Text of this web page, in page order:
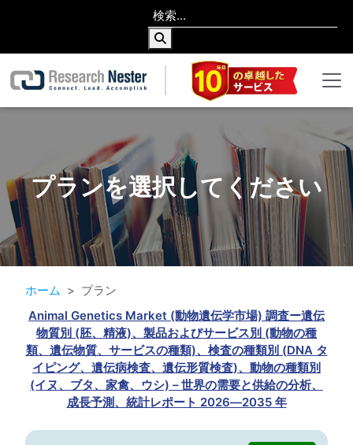
プランを選択してください
ホーム
プラン
Animal Genetics Market (動物遺伝学市場) 調査ー遺伝
物質別 (胚、精液)、製品およびサービス別 (動物の種
類、遺伝物質、サービスの種類)、検査の種類別 (DNA タ
イピング、遺伝病検査、遺伝形質検査)、動物の種類別
(イヌ、ブタ、家禽、ウシ)－世界の需要と供給の分析、
成長予測、統計レポート 2026―2035 年